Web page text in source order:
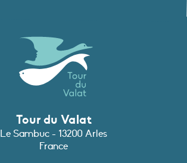
Tour du Valat
Le Sambuc - 13200 Arles
France